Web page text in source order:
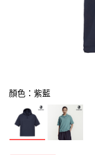
顏色：紫藍